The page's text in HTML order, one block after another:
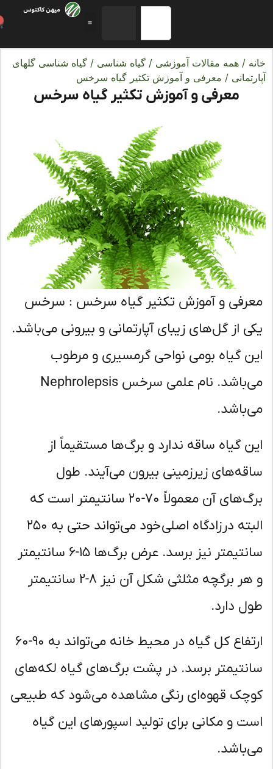
/همه مقالات آموزشی/گیاه شناسی/گیاه شناسی گلهای
/ معرفی و آموزش تکثیر گیاه سرخس
معرفی و آموزش تکثیر گیاه سرخس
و آموزش تکثیر گیاه سرخس : سرخس
از گل‌های زیبای آپارتمانی و بیرونی می‌باشد.
گیاه بومی نواحی گرمسیری و مرطوب
می‌باشد. نام علمی سرخس Nephrolepsis
گیاه ساقه ندارد و برگ‌ها مستقیماً از
زیرزمینی بیرون می‌آیند. طول
برگ‌های آن معمولاً ۷۰-۲۰ سانتیمتر است که
البته در زادگاه اصلی خود می‌تواند حتی به ۲۵۰
سانتیمتر نیز برسد. عرض برگ‌ها ۱۵-۶ سانتیمتر
و هر برگچه مثلثی شکل آن نیز ۸-۲ سانتیمتر
دارد.
ارتفاع کل گیاه در محیط خانه می‌تواند به ۹۰-۶۰
برسد. در پشت برگ‌های گیاه لکه‌های
قهوه‌ای رنگی مشاهده می‌شود که طبیعی
و مکانی برای تولید اسپورهای این گیاه